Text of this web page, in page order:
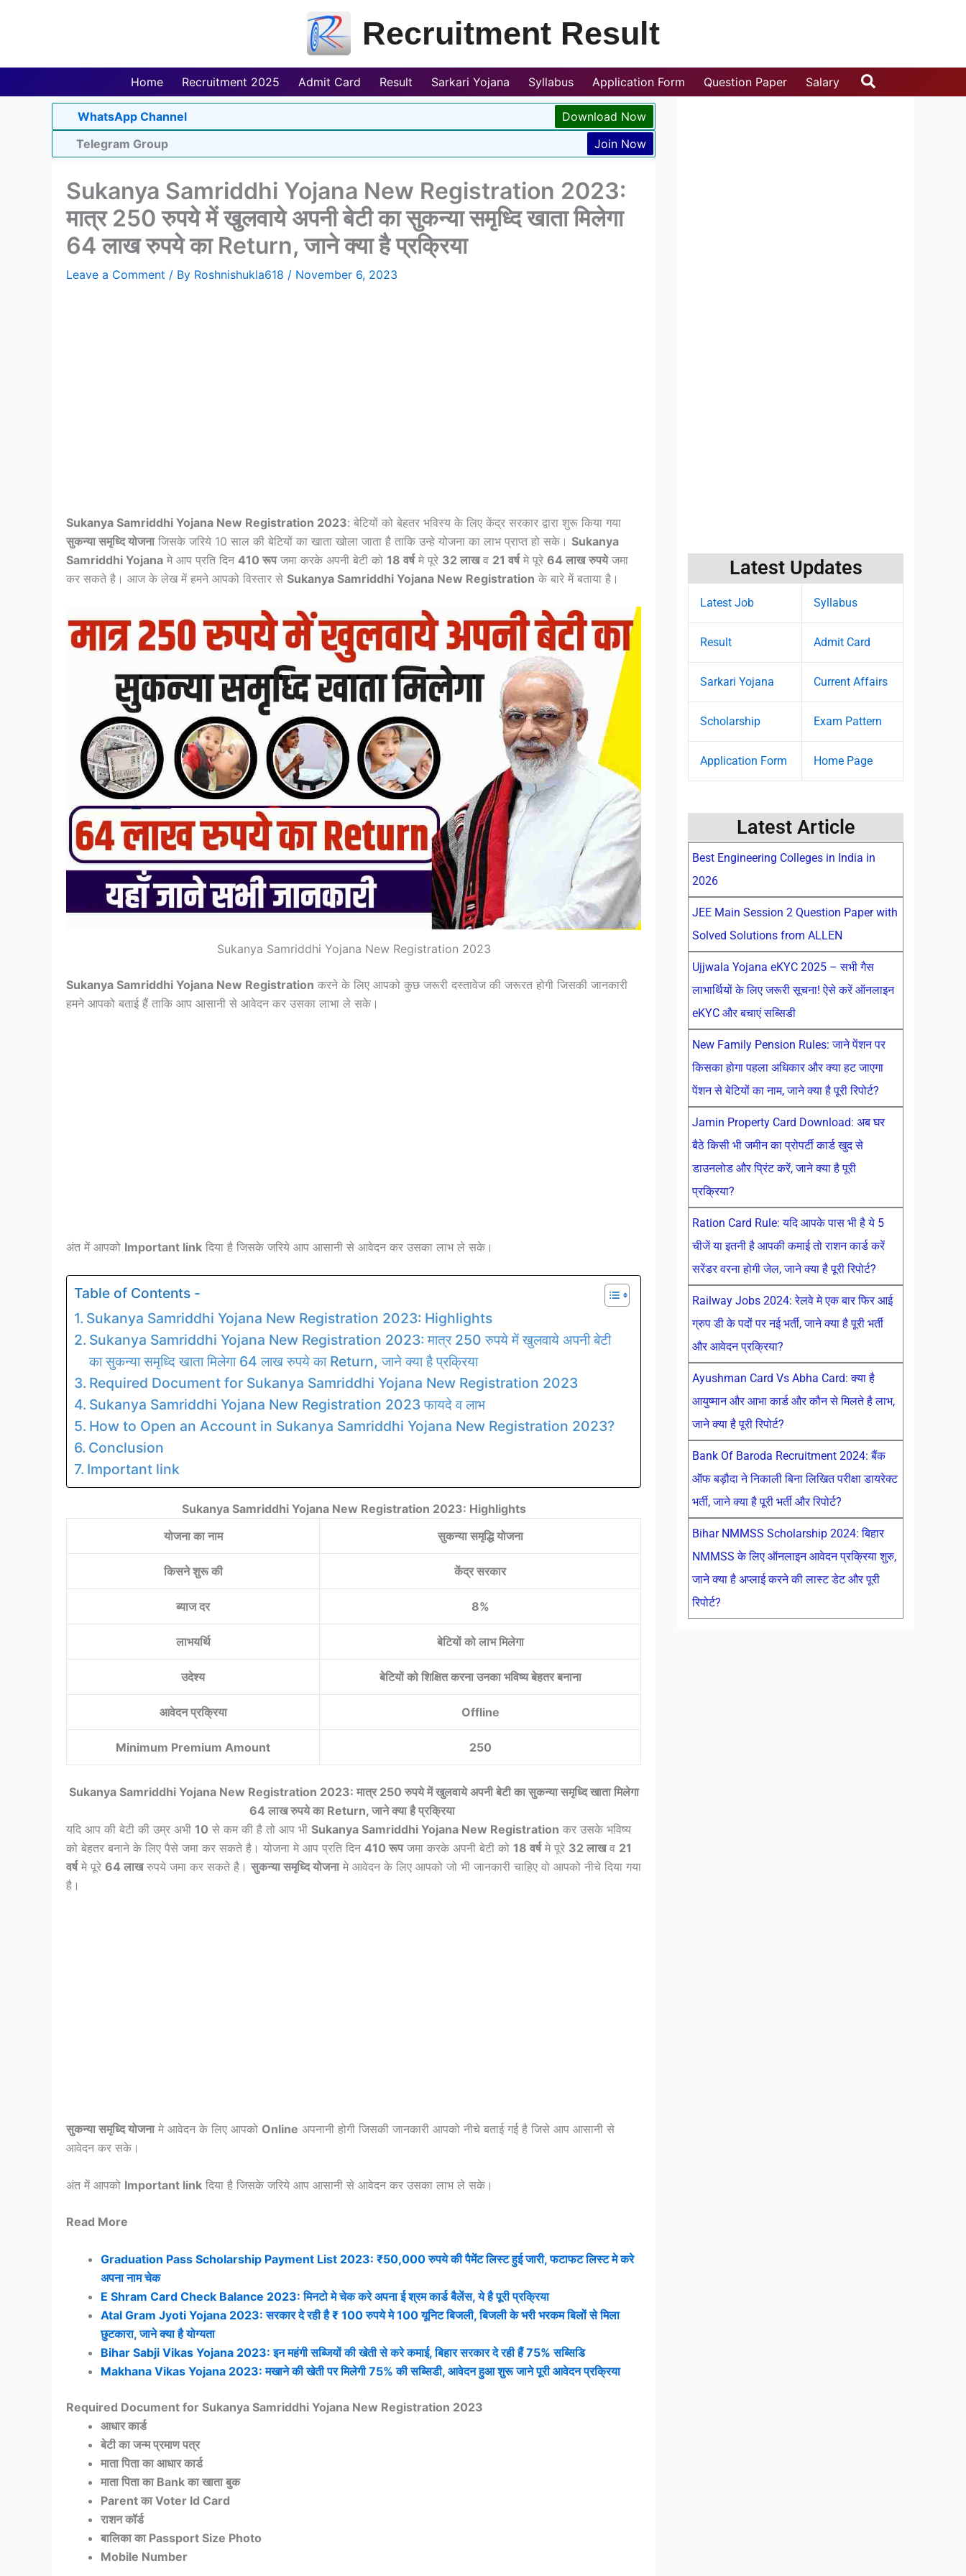
Recruitment Result
Home Recruitment 2025 Admit Card Result Sarkari Yojana Syllabus Application Form Question Paper Salary Search
WhatsApp Channel
Download Now
Telegram Group
Join Now
Sukanya Samriddhi Yojana New Registration 2023:
मात्र 250 रुपये में खुलवाये अपनी बेटी का सुकन्या समृध्दि खाता मिलेगा
64 लाख रुपये का Return, जाने क्या है प्रक्रिया
Leave a Comment / By Roshnishukla618 / November 6, 2023
Sukanya Samriddhi Yojana New Registration 2023: बेटियों को बेहतर भविस्य के लिए केंद्र सरकार द्वारा शुरू किया गया
सुकन्या समृध्दि योजनाजिसके जरिये 10 साल की बेटियों का खाता खोला जाता है ताकि उन्हे योजना का लाभ प्राप्त हो सके। Sukanya
Samriddhi Yojana मे आप प्रति दिन 410 रूपजमा करके अपनी बेटी को 18 वर्षमे पूरे 32 लाखव 21 वर्षमे पूरे 64 लाख रुपयेजमा
कर सकते है। आज के लेख में हमने आपको विस्तार से Sukanya Samriddhi Yojana New Registration के बारे में बताया है।
Sukanya Samriddhi Yojana New Registration 2023
Sukanya Samriddhi Yojana New Registration करने के लिए आपको कुछ जरूरी दस्तावेज की जरूरत होगी जिसकी जानकारी
हमने आपको बताई हैं ताकि आप आसानी से आवेदन कर उसका लाभा ले सके।
अंत में आपको Important link दिया है जिसके जरिये आप आसानी से आवेदन कर उसका लाभ ले सके।
Table of Contents -
Sukanya Samriddhi Yojana New Registration 2023: Highlights
Sukanya Samriddhi Yojana New Registration 2023: मात्र 250 रुपये में खुलवाये अपनी बेटी
का सुकन्या समृध्दि खाता मिलेगा 64 लाख रुपये का Return, जाने क्या है प्रक्रिया
Required Document for Sukanya Samriddhi Yojana New Registration 2023
Sukanya Samriddhi Yojana New Registration 2023 फायदे व लाभ
How to Open an Account in Sukanya Samriddhi Yojana New Registration 2023?
Conclusion
Important link
Sukanya Samriddhi Yojana New Registration 2023: Highlights
योजना का नाम
सुकन्या समृद्धि योजना
किसने शुरू की केंद्र सरकार
ब्याज दर 8%
लाभयर्थि बेटियों को लाभ मिलेगा
उदेश्य बेटियों को शिक्षित करना उनका भविष्य बेहतर बनाना
आवेदन प्रक्रिया Offline
Minimum Premium Amount 250
Sukanya Samriddhi Yojana New Registration 2023: मात्र 250 रुपये में खुलवाये अपनी बेटी का सुकन्या समृध्दि खाता मिलेगा
64 लाख रुपये का Return, जाने क्या है प्रक्रिया
यदि आप की बेटी की उम्र अभी 10 से कम की है तो आप भी Sukanya Samriddhi Yojana New Registration कर उसके भविष्य
को बेहतर बनाने के लिए पैसे जमा कर सकते है। योजना मे आप प्रति दिन 410 रूपजमा करके अपनी बेटी को 18 वर्षमे पूरे 32 लाखव 21
वर्षमे पूरे 64 लाखरुपये जमा कर सकते है। सुकन्या समृध्दि योजनामे आवेदन के लिए आपको जो भी जानकारी चाहिए वो आपको नीचे दिया गया
है।
सुकन्या समृध्दि योजनामे आवेदन के लिए आपको Online अपनानी होगी जिसकी जानकारी आपको नीचे बताई गई है जिसे आप आसानी से
आवेदन कर सके।
अंत में आपको Important link दिया है जिसके जरिये आप आसानी से आवेदन कर उसका लाभ ले सके।
Read More
Graduation Pass Scholarship Payment List 2023: ₹50,000 रुपये की पैमेंट लिस्ट हुई जारी, फटाफट लिस्ट मे करे
अपना नाम चेक
E Shram Card Check Balance 2023: मिनटो मे चेक करे अपना ई श्रम कार्ड बैलेंस, ये है पूरी प्रक्रिया
Atal Gram Jyoti Yojana 2023: सरकार दे रही है ₹ 100 रुपये मे 100 यूनिट बिजली, बिजली के भरी भरकम बिलों से मिला
छुटकारा, जाने क्या है योग्यता
Bihar Sabji Vikas Yojana 2023: इन महंगी सब्जियों की खेती से करे कमाई, बिहार सरकार दे रही हैं 75% सब्सिडि
Makhana Vikas Yojana 2023: मखाने की खेती पर मिलेगी 75% की सब्सिडी, आवेदन हुआ शुरू जाने पूरी आवेदन प्रक्रिया
Required Document for Sukanya Samriddhi Yojana New Registration 2023
आधार कार्ड
बेटी का जन्म प्रमाण पत्र
माता पिता का आधार कार्ड
माता पिता का Bank का खाता बुक
Parent का Voter Id Card
राशन कॉर्ड
बालिका का Passport Size Photo
Mobile Number
Latest Updates
Latest Job Syllabus
Result Admit Card
Sarkari Yojana Current Affairs
Scholarship Exam Pattern
Application Form Home Page
Latest Article
Best Engineering Colleges in India in
2026
JEE Main Session 2 Question Paper with
Solved Solutions from ALLEN
Ujjwala Yojana eKYC 2025 – सभी गैस
लाभार्थियों के लिए जरूरी सूचना! ऐसे करें ऑनलाइन
eKYC और बचाएं सब्सिडी
New Family Pension Rules: जाने पेंशन पर
किसका होगा पहला अधिकार और क्या हट जाएगा
पेंशन से बेटियों का नाम, जाने क्या है पूरी रिपोर्ट?
Jamin Property Card Download: अब घर
बैठे किसी भी जमीन का प्रोपर्टी कार्ड खुद से
डाउनलोड और प्रिंट करें, जाने क्या है पूरी
प्रक्रिया?
Ration Card Rule: यदि आपके पास भी है ये 5
चीजें या इतनी है आपकी कमाई तो राशन कार्ड करें
सरेंडर वरना होगी जेल, जाने क्या है पूरी रिपोर्ट?
Railway Jobs 2024: रेलवे मे एक बार फिर आई
ग्रुप डी के पदों पर नई भर्ती, जाने क्या है पूरी भर्ती
और आवेदन प्रक्रिया?
Ayushman Card Vs Abha Card: क्या है
आयुष्मान और आभा कार्ड और कौन से मिलते है लाभ,
जाने क्या है पूरी रिपोर्ट?
Bank Of Baroda Recruitment 2024: बैंक
ऑफ बड़ौदा ने निकाली बिना लिखित परीक्षा डायरेक्ट
भर्ती, जाने क्या है पूरी भर्ती और रिपोर्ट?
Bihar NMMSS Scholarship 2024: बिहार
NMMSS के लिए ऑनलाइन आवेदन प्रक्रिया शुरु,
जाने क्या है अप्लाई करने की लास्ट डेट और पूरी
रिपोर्ट?